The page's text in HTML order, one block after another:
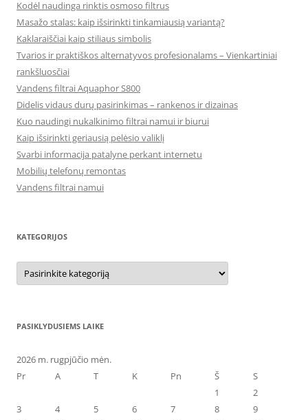
Kodėl naudinga rinktis osmoso filtrus
Masažo stalas: kaip išsirinkti tinkamiausią variantą?
Kaklaraiščiai kaip stiliaus simbolis
Tvarios ir praktiškos alternatyvos profesionalams – Vienkartiniai
rankšluosčiai
Vandens filtrai Aquaphor S800
Didelis vidaus durų pasirinkimas – rankenos ir dizainas
Kuo naudingi nukalkinimo filtrai namui ir biurui
Kaip išsirinkti geriausią pelėsio valiklį
Svarbi informacija patalyne perkant internetu
Mobilių telefonų remontas
Vandens filtrai namui
KATEGORIJOS
Kategorijos
PASIKLYDUSIEMS LAIKE
2026 m. rugpjūčio mėn.
Pr
A T K Pn Š
S
1
2
3
4 5 6 7 8
9